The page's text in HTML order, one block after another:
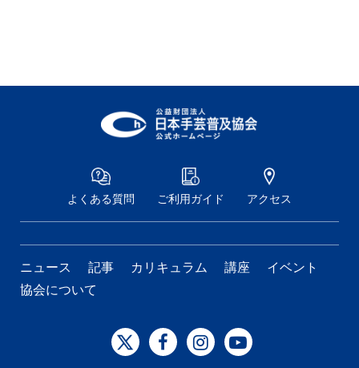
よくある質問 ご利用ガイド アクセス
ニュース 記事 カリキュラム 講座
イベント
協会について